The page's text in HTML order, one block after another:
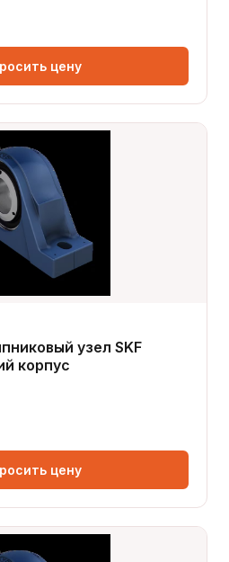
цену
узел SKF
корпус
цену